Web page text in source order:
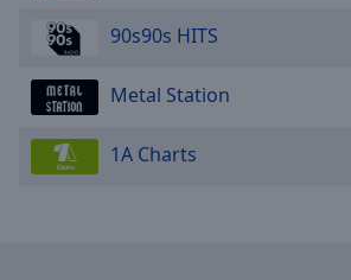
90s90s HITS
Metal Station
1A Charts